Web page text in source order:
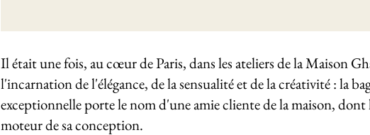
Il était une fois, au cœur de Paris, dans les ateliers de la Maison
l'incarnation de l'élégance, de la sensualité et de la créativité : la
exceptionnelle porte le nom d'une amie cliente de la maison,
moteur de sa conception.